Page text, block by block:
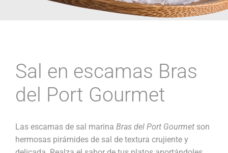
Sal en escamas Bras
del Port Gourmet
Las escamas de sal marina Bras del Port Gourmet son
hermosas pirámides de sal de textura crujiente y